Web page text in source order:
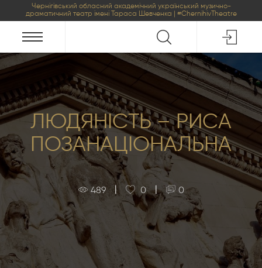
Чернігівський обласний академічний український музично-
драматичний театр імені Тараса Шевченка | #ChernihivTheatre
ЛЮДЯНІСТЬ – РИСА
ПОЗАНАЦІОНАЛЬНА
489 | 0 | 0